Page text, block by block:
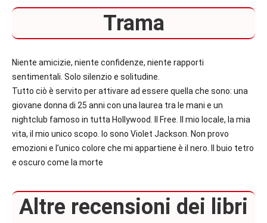
Trama
Niente amicizie, niente confidenze, niente rapporti
sentimentali. Solo silenzio e solitudine.
Tutto ciò è servito per attivare ad essere quella che sono: una
giovane donna di 25 anni con una laurea tra le mani e un
nightclub famoso in tutta Hollywood. Il Free. Il mio locale, la mia
vita, il mio unico scopo. Io sono Violet Jackson. Non provo
emozioni e l’unico colore che mi appartiene è il nero. Il buio tetro
e oscuro come la morte
Altre recensioni dei libri